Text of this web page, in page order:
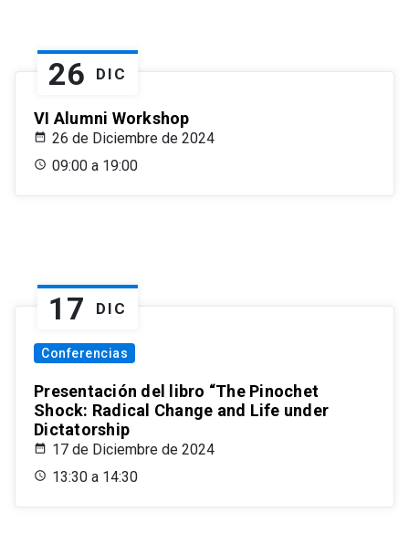
26 DIC
VI Alumni Workshop
26 de Diciembre de 2024
09:00 a 19:00
17 DIC
Conferencias
Presentación del libro “The Pinochet
Shock: Radical Change and Life under
Dictatorship
17 de Diciembre de 2024
13:30 a 14:30